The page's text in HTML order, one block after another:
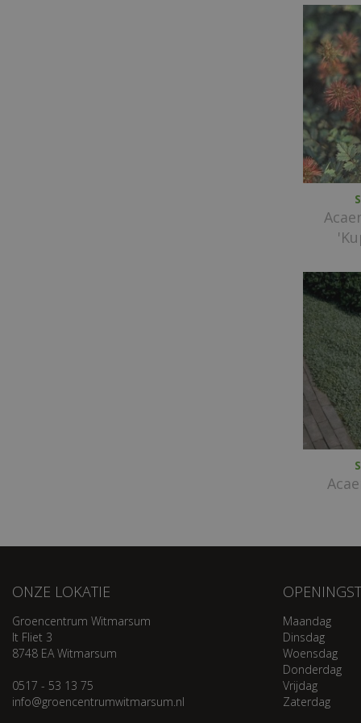
ONZE LOKATIE
Groencentrum Witmarsum
It Fliet 3
8748 EA Witmarsum
0517 - 53 13 75
info@groencentrumwitmarsum.nl
Maandag
Dinsdag
Woensdag
Donderdag
Vrijdag
Zaterdag